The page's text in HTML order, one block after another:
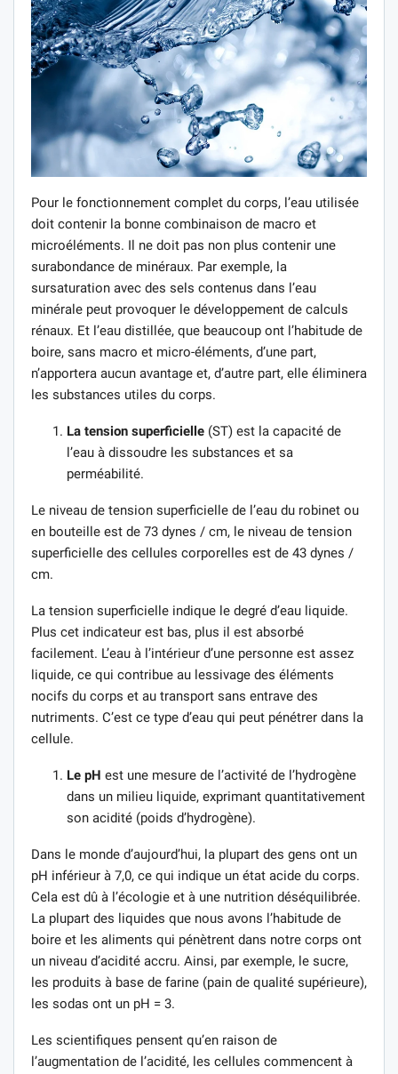
Pour le fonctionnement complet du corps, l’eau utilisée
doit contenir la bonne combinaison de macro et
microéléments. Il ne doit pas non plus contenir une
surabondance de minéraux. Par exemple, la
sursaturation avec des sels contenus dans l’eau
minérale peut provoquer le développement de calculs
rénaux. Et l’eau distillée, que beaucoup ont l’habitude de
boire, sans macro et micro-éléments, d’une part,
n’apportera aucun avantage et, d’autre part, elle éliminera
les substances utiles du corps.
La tension superficielle (ST) est la capacité de
l’eau à dissoudre les substances et sa
perméabilité.
Le niveau de tension superficielle de l’eau du robinet ou
en bouteille est de 73 dynes / cm, le niveau de tension
superficielle des cellules corporelles est de 43 dynes /
cm.
La tension superficielle indique le degré d’eau liquide.
Plus cet indicateur est bas, plus il est absorbé
facilement. L’eau à l’intérieur d’une personne est assez
liquide, ce qui contribue au lessivage des éléments
nocifs du corps et au transport sans entrave des
nutriments. C’est ce type d’eau qui peut pénétrer dans la
cellule.
Le pH est une mesure de l’activité de l’hydrogène
dans un milieu liquide, exprimant quantitativement
son acidité (poids d’hydrogène).
Dans le monde d’aujourd’hui, la plupart des gens ont un
pH inférieur à 7,0, ce qui indique un état acide du corps.
Cela est dû à l’écologie et à une nutrition déséquilibrée.
La plupart des liquides que nous avons l’habitude de
boire et les aliments qui pénètrent dans notre corps ont
un niveau d’acidité accru. Ainsi, par exemple, le sucre,
les produits à base de farine (pain de qualité supérieure),
les sodas ont un pH = 3.
Les scientifiques pensent qu’en raison de
l’augmentation de l’acidité, les cellules commencent à